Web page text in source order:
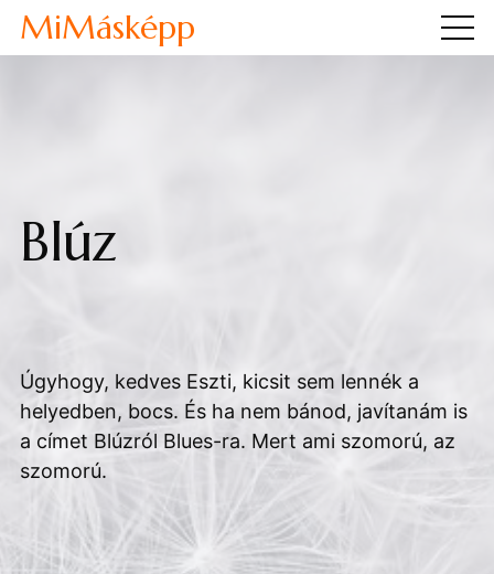
MiMásképp
Blúz
Úgyhogy, kedves Eszti, kicsit sem lennék a
helyedben, bocs. És ha nem bánod, javítanám is
a címet Blúzról Blues-ra. Mert ami szomorú, az
szomorú.